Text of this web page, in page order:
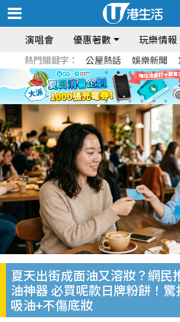
演唱會 優惠著數 玩樂情報
熱門關鍵字： 公屋熱話 娛樂新聞
夏天出街成面油又溶妝？網民
油神器 必買呢款日牌粉餅！
吸油+不傷底妝